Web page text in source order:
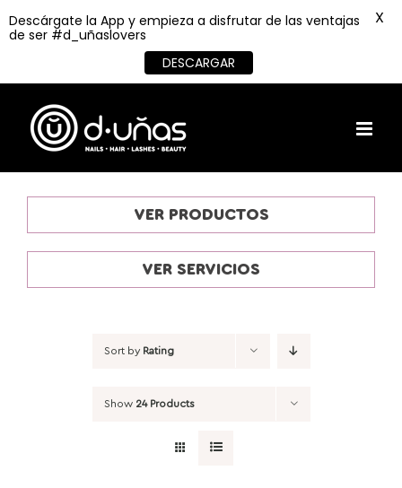
content
VER PRODUCTOS
VER SERVICIOS
Sort by Rating
Show 24 Products
Descárgate la App y empieza a disfrutar de las ventajas
de ser #d_uñaslovers
DESCARGAR
X